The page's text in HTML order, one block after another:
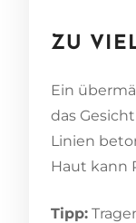
ZU
Ein
das
Linien
Haut kann
Tipp: